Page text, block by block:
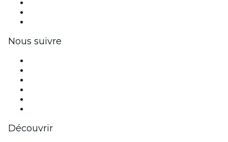
Nous suivre
Découvrir